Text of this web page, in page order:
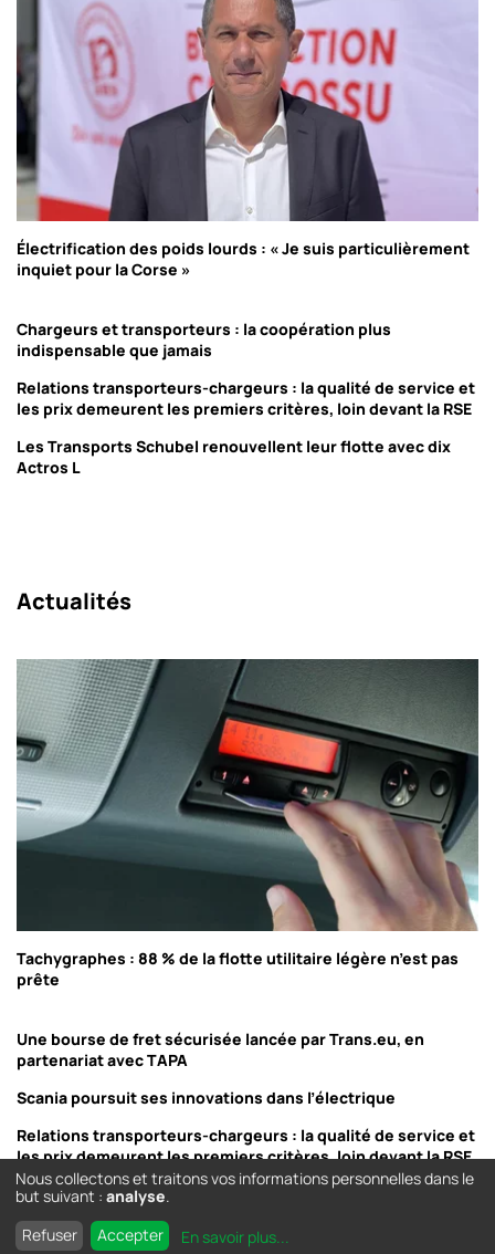
Électrification des poids lourds : « Je suis particulièrement
inquiet pour la Corse »
Chargeurs et transporteurs : la coopération plus
indispensable que jamais
Relations transporteurs-chargeurs : la qualité de service et
les prix demeurent les premiers critères, loin devant la RSE
Les Transports Schubel renouvellent leur flotte avec dix
Actros L
Actualités
Tachygraphes : 88 % de la flotte utilitaire légère n’est pas
prête
Une bourse de fret sécurisée lancée par Trans.eu, en
partenariat avec TAPA
Scania poursuit ses innovations dans l’électrique
Relations transporteurs-chargeurs : la qualité de service et
les prix demeurent les premiers critères, loin devant la RSE
Nous collectons et traitons vos informations personnelles dans le
but suivant : analyse.
Refuser
Accepter En savoir plus